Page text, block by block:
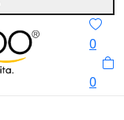
0
0